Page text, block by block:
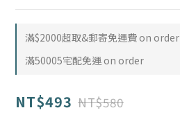
滿$2000超取&郵寄免運費 on order
滿50005宅配免運 on order
NT$493 NT$580